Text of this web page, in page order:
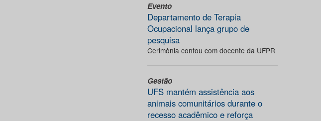
Evento
Departamento de Terapia
Ocupacional lança grupo de
pesquisa
Cerimônia contou com docente da UFPR
Gestão
UFS mantém assistência aos
animais comunitários durante o
recesso acadêmico e reforça